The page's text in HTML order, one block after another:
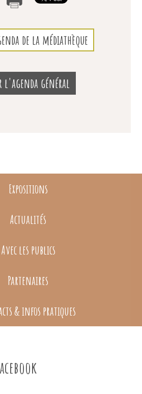
de la médiathèque
l'agenda général
Expositions
Actualités
Avec les publics
Partenaires
& infos pratiques